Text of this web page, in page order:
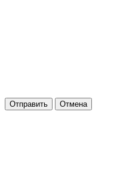
Отправить Отмена